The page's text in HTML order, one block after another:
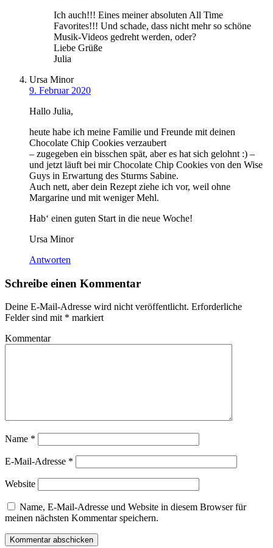
Ich auch!!! Eines meiner absoluten All Time
Favorites!!! Und schade, dass nicht mehr so schöne
Musik-Videos gedreht werden, oder?
Liebe Grüße
Julia
Ursa Minor
9. Februar 2020
Hallo Julia,
heute habe ich meine Familie und Freunde mit deinen
Chocolate Chip Cookies verzaubert
– zugegeben ein bisschen spät, aber es hat sich gelohnt :) –
und jetzt läuft bei mir Chocolate Chip Cookies von den Wise
Guys in Erwartung des Sturms Sabine.
Auch nett, aber dein Rezept ziehe ich vor, weil ohne
Margarine und mit weniger Mehl.
Hab‘ einen guten Start in die neue Woche!
Ursa Minor
Antworten
Schreibe einen Kommentar
Deine E-Mail-Adresse wird nicht veröffentlicht. Erforderliche
Felder sind mit * markiert
Kommentar
Name *
E-Mail-Adresse *
Website
Name, E-Mail-Adresse und Website in diesem Browser für
meinen nächsten Kommentar speichern.